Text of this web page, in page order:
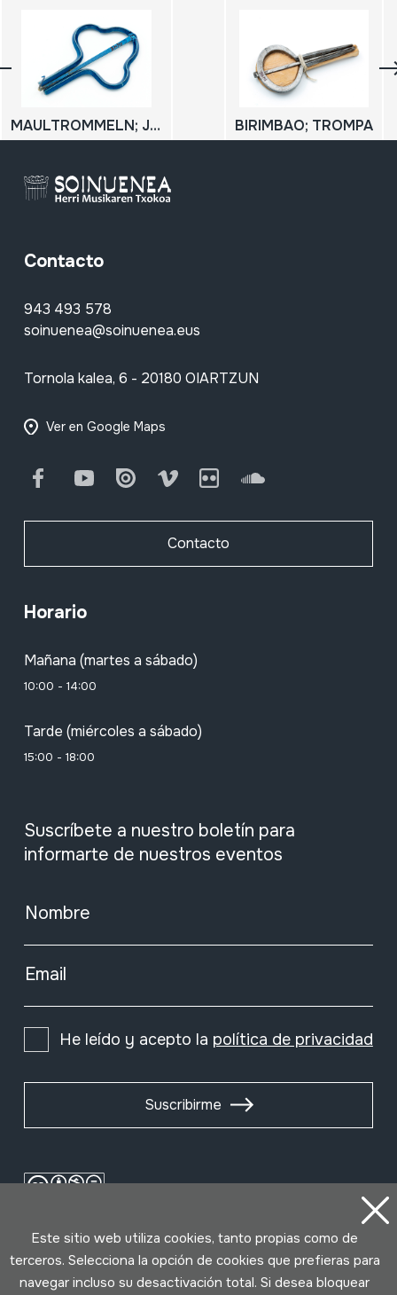
MAULTROMMELN; JEW'S HARP; Guimbarda; Tronpa BIRIMBAO; TROMPA
Contacto
943 493 578
soinuenea@soinuenea.eus
Tornola kalea, 6 - 20180 OIARTZUN
Ver en Google Maps
FacebookYoutube Issuu Vimeo Flickr SoundCloud
Contacto
Horario
Mañana (martes a sábado)
10:00 - 14:00
Tarde (miércoles a sábado)
15:00 - 18:00
Suscríbete a nuestro boletín para
informarte de nuestros eventos
Nombre
Email
He leído y acepto la política de privacidad
Suscribirme
Este sitio web utiliza cookies, tanto propias como de
terceros. Selecciona la opción de cookies que prefieras para
navegar incluso su desactivación total. Si desea bloquear